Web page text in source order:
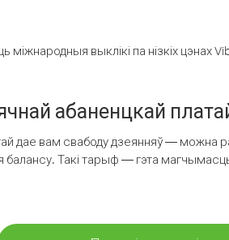
выклікі па нізкіх цэнах
абаненцкай
дае вам свабоду дзеянняў — можна
балансу. Такі тарыф — гэта